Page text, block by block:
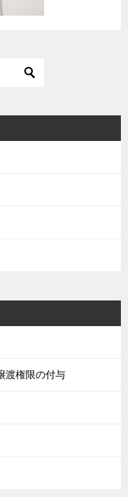
渡権限の付与